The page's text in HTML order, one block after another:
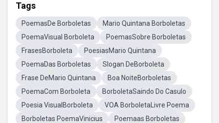
Tags
PoemasDe Borboletas
Mario Quintana Borboletas
PoemaVisual Borboleta
PoemasSobre Borboletas
FrasesBorboleta
PoesiasMario Quintana
PoemaDas Borboletas
Slogan DeBorboleta
Frase DeMario Quintana
Boa NoiteBorboletas
PoemaCom Borboleta
BorboletaSaindo Do Casulo
Poesia VisualBorboleta
VOA BorboletaLivre Poema
Borboletas PoemaVinicius
Poemaas Borboletas